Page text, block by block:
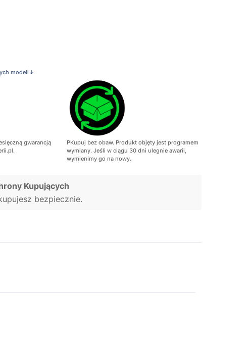
modeli↓
gwarancją
PKupuj bez obaw. Produkt objęty jest programem
wymiany. Jeśli w ciągu 30 dni ulegnie awarii,
wymienimy go na nowy.
Kupujących
bezpiecznie.